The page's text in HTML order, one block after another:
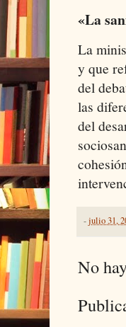
«La
La
y que
del
las
del
-julio 31,
No